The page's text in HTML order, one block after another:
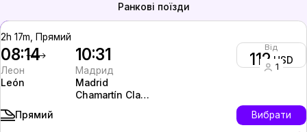
Ранкові поїзди
2h 17m, Прямий
08:14
Леон
León
10:31
Мадрид
Madrid
Chamartín Clara
Від
112 USD
1
Прямий Вибрати